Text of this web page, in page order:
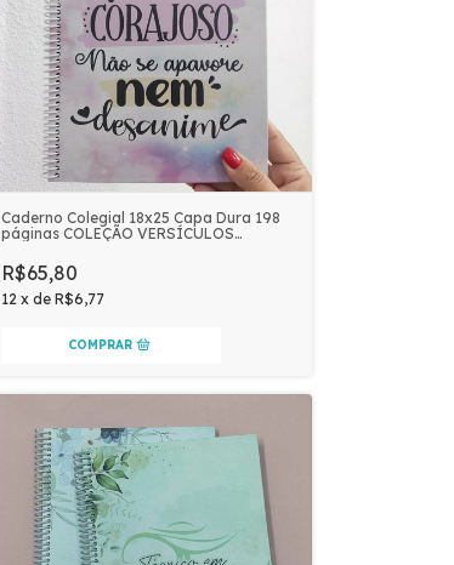
Caderno Colegial 18x25 Capa Dura 198
páginas COLEÇÃO VERSÍCULOS
R$65,80
12 x de R$6,77